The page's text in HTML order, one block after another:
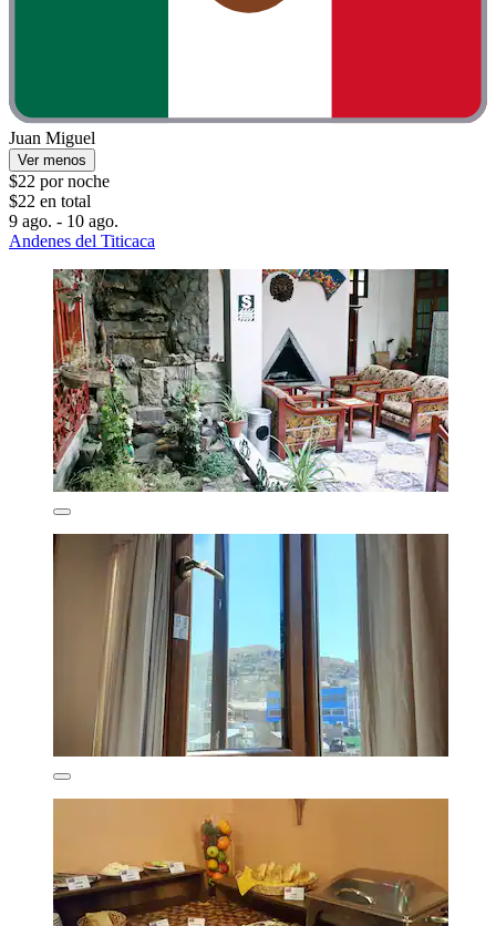
Juan Miguel
Ver menos
$22 por noche
$22 en total
9 ago. - 10 ago.
Andenes del Titicaca